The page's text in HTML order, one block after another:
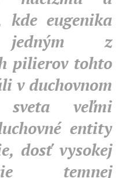
kde eugenika
z
pilierov tohto
v duchovnom
sveta veľmi
entity
dosť vysokej
temnej